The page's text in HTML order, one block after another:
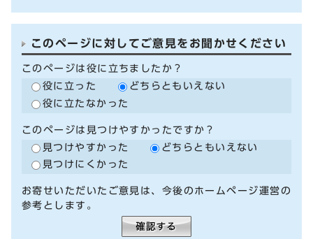
このページに対してご意見をお聞かせください
このページは役に立ちましたか？
役に立った
どちらともいえない
役に立たなかった
このページは見つけやすかったですか？
見つけやすかった
どちらともいえない
見つけにくかった
お寄せいただいたご意見は、今後のホームページ運営の
参考とします。